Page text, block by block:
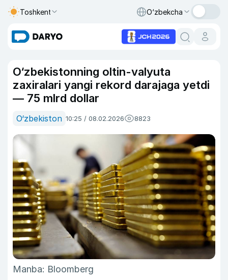
Toshkent O‘zbekcha
O‘zbekistonning oltin-valyuta
zaxiralari yangi rekord darajaga yetdi
— 75 mlrd dollar
O‘zbekiston 10:25 / 08.02.2026 8823
Manba: Bloomberg